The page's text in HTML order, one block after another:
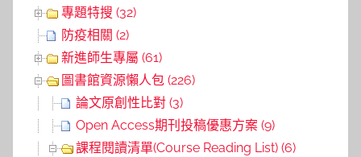
專題特搜 (32)
防疫相關 (2)
新進師生專屬 (61)
圖書館資源懶人包 (226)
論文原創性比對 (3)
Open Access期刊投稿優惠方案 (9)
課程閱讀清單(Course Reading List) (6)